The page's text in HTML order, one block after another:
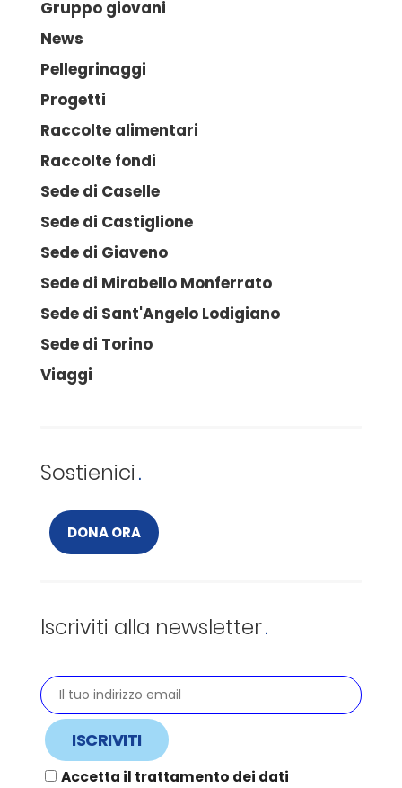
Gruppo giovani
News
Pellegrinaggi
Progetti
Raccolte alimentari
Raccolte fondi
Sede di Caselle
Sede di Castiglione
Sede di Giaveno
Sede di Mirabello Monferrato
Sede di Sant'Angelo Lodigiano
Sede di Torino
Viaggi
Sostienici
DONA ORA
Iscriviti alla newsletter
Accetta il trattamento dei dati